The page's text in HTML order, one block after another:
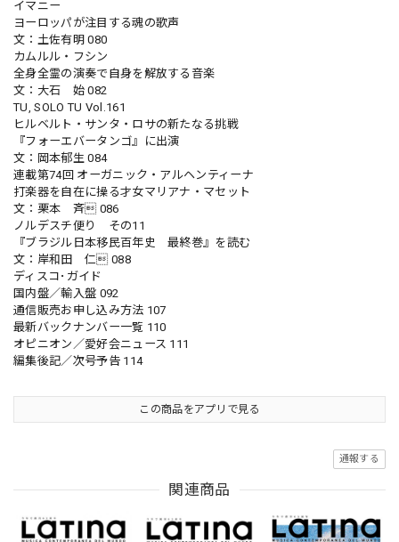
イマニー
ヨーロッパが注目する魂の歌声
文：土佐有明 080
カムルル・フシン
全身全霊の演奏で自身を解放する音楽
文：大石 始 082
TU, SOLO TU Vol.161
ヒルベルト・サンタ・ロサの新たなる挑戦
『フォーエバータンゴ』に出演
文：岡本郁生 084
連載第74回 オーガニック・アルヘンティーナ
打楽器を自在に操る才女マリアナ・マセット
文：栗本 斉 086
ノルデスチ便り その11
『ブラジル日本移民百年史 最終巻』を読む
文：岸和田 仁 088
ディスコ･ガイド
国内盤／輸入盤 092
通信販売お申し込み方法 107
最新バックナンバー一覧 110
オピニオン／愛好会ニュース 111
編集後記／次号予告 114
この商品をアプリで見る
通報する
関連商品